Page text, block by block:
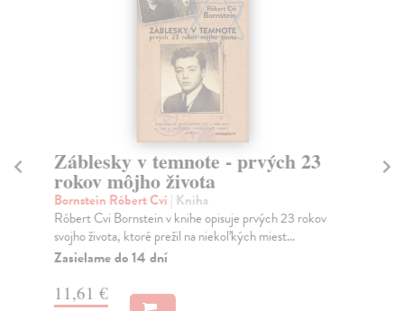
Záblesky v temnote - prvých 23
rokov môjho života
Bornstein Róbert Cvi | Kniha
Róbert Cvi Bornstein v knihe opisuje prvých 23 rokov
svojho života, ktoré prežil na niekoľkých miest...
Zasielame do 14 dní
11,61 €